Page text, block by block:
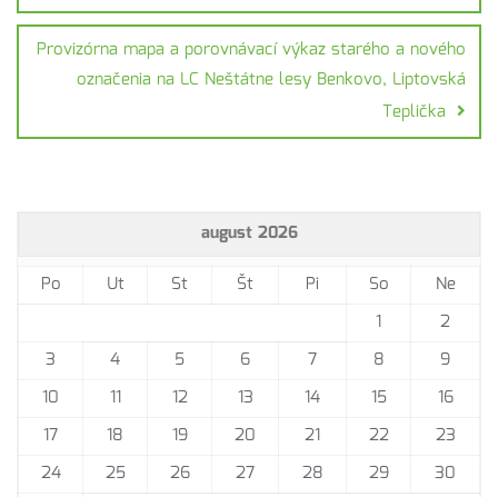
Provizórna mapa a porovnávací výkaz starého a nového
označenia na LC Neštátne lesy Benkovo, Liptovská
Teplička
august 2026
Po
Ut St Št Pi So
Ne
1
2
3
4 5 6 7 8
9
10
11 12 13 14 15
16
17
18 19 20 21 22
23
24
25 26 27 28 29
30